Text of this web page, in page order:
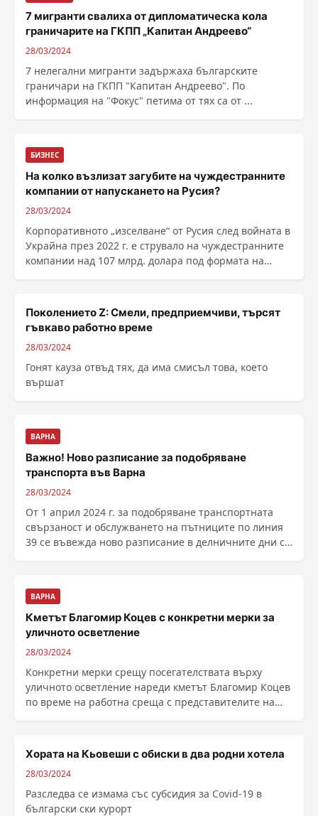
7 мигранти свалиха от дипломатическа кола
граничарите на ГКПП „Капитан Андреево“
28/03/2024
7 нелегални мигранти задържаха българските
граничари на ГКПП "Капитан Андреево". По
информация на "Фокус" петима от тях са от ...
БИЗНЕС
На колко възлизат загубите на чуждестранните
компании от напускането на Русия?
28/03/2024
Корпоративното „изселване“ от Русия след войната в
Украйна през 2022 г. е струвало на чуждестранните
компании над 107 млрд. долара под формата на
Поколението Z: Смели, предприемчиви, търсят
гъвкаво работно време
28/03/2024
Гонят кауза отвъд тях, да има смисъл това, което
вършат
ВАРНА
Важно! Ново разписание за подобряване
транспорта във Варна
28/03/2024
От 1 април 2024 г. за подобряване транспортната
свързаност и обслужването на пътниците по линия
39 се въвежда ново разписание в делничните дни с
ВАРНА
Кметът Благомир Коцев с конкретни мерки за
уличното осветление
28/03/2024
Конкретни мерки срещу посегателствата върху
уличното осветление нареди кметът Благомир Коцев
по време на работна среща с представителите на
Хората на Кьовеши с обиски в два родни хотела
28/03/2024
Разследва се измама със субсидия за Covid-19 в
български ски курорт